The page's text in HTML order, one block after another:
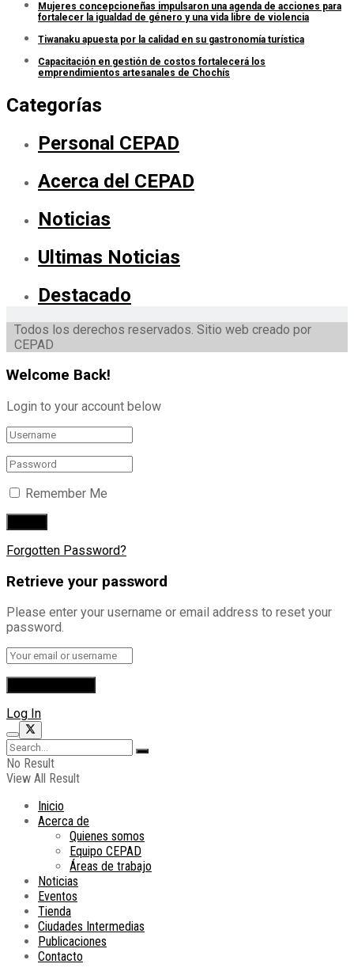
Mujeres concepcioneñas impulsaron una agenda de acciones para
fortalecer la igualdad de género y una vida libre de violencia
Tiwanaku apuesta por la calidad en su gastronomía turística
Capacitación en gestión de costos fortalecerá los
emprendimientos artesanales de Chochís
Categorías
Personal CEPAD
Acerca del CEPAD
Noticias
Ultimas Noticias
Destacado
Todos los derechos reservados. Sitio web creado por
CEPAD
Welcome Back!
Login to your account below
Remember Me
Forgotten Password?
Retrieve your password
Please enter your username or email address to reset your
password.
Log In
No Result
View All Result
Inicio
Acerca de
Quienes somos
Equipo CEPAD
Áreas de trabajo
Noticias
Eventos
Tienda
Ciudades Intermedias
Publicaciones
Contacto